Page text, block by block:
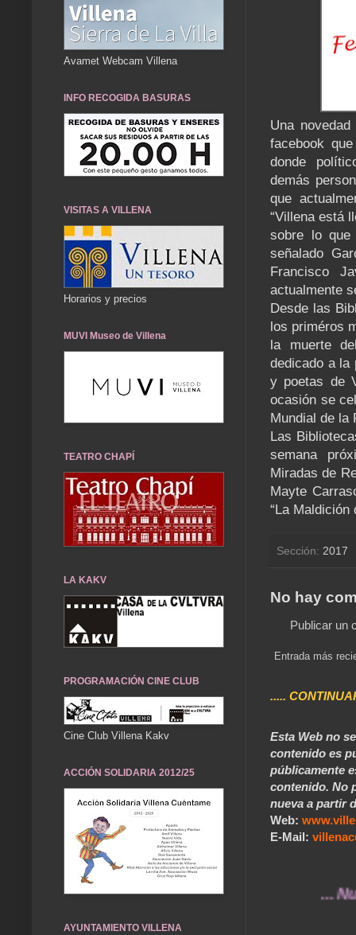
Una
facebook
donde
demás
que
“Villena está
sobre lo que
señalado
Francisco
actualmente
Desde las
los priméros
la muerte
dedicado a la
y poetas de
ocasión se
Mundial de la
Las
semana
Miradas de
Mayte
“La Maldición
Sección: 2017
No hay
Publicar un
Entrada más
.....
Esta Web no
contenido es
públicamente
contenido. No
nueva a partir
Web:
E-Mail:
... Nuestros
Avamet Webcam Villena
INFO RECOGIDA BASURAS
VISITAS A VILLENA
Horarios y precios
MUVI Museo de Villena
TEATRO CHAPÍ
LA KAKV
PROGRAMACIÓN CINE CLUB
Cine Club Villena Kakv
ACCIÓN SOLIDARIA 2012/25
AYUNTAMIENTO VILLENA